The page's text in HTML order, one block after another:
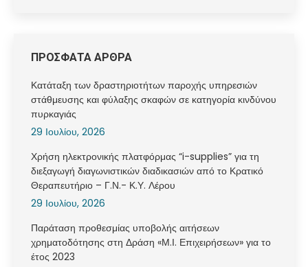
ΠΡΟΣΦΑΤΑ ΑΡΘΡΑ
Κατάταξη των δραστηριοτήτων παροχής υπηρεσιών
στάθμευσης και φύλαξης σκαφών σε κατηγορία κινδύνου
πυρκαγιάς
29 Ιουλίου, 2026
Χρήση ηλεκτρονικής πλατφόρμας “i-supplies” για τη
διεξαγωγή διαγωνιστικών διαδικασιών από το Κρατικό
Θεραπευτήριο – Γ.Ν.- Κ.Υ. Λέρου
29 Ιουλίου, 2026
Παράταση προθεσμίας υποβολής αιτήσεων
χρηματοδότησης στη Δράση «Μ.Ι. Επιχειρήσεων» για το
έτος 2023